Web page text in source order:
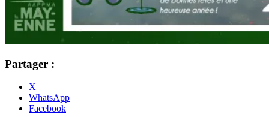
Partager :
X
WhatsApp
Facebook